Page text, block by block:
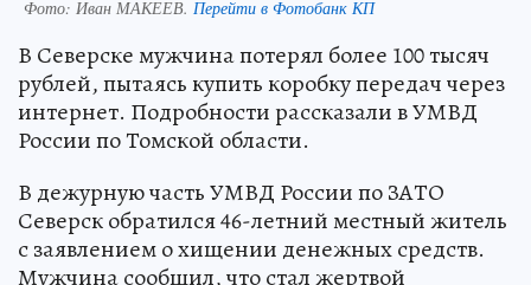
Фото: Иван МАКЕЕВ. Перейти в Фотобанк КП
В Северске мужчина потерял более 100 тысяч
рублей, пытаясь купить коробку передач через
интернет. Подробности рассказали в УМВД
России по Томской области.
В дежурную часть УМВД России по ЗАТО
Северск обратился 46-летний местный житель
с заявлением о хищении денежных средств.
Мужчина сообщил, что стал жертвой